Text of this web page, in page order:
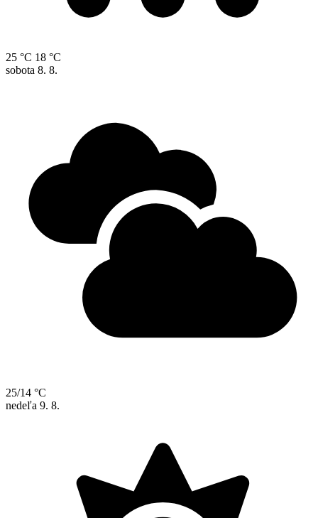
25 °C 18 °C
sobota 8. 8.
25/14 °C
nedeľa 9. 8.